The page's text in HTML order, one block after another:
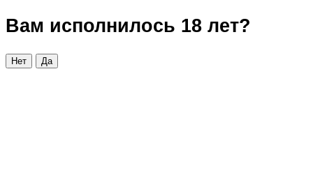
Вам исполнилось 18 лет?
Нет Да